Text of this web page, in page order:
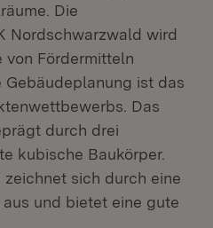
Die
Nordschwarzwald wird
von Fördermitteln
ist das
Das
durch drei
kubische Baukörper.
sich durch eine
und bietet eine gute